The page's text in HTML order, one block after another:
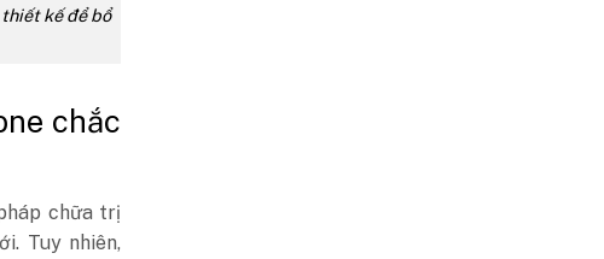
kế để bổ
chắc
chữa trị
Tuy nhiên,